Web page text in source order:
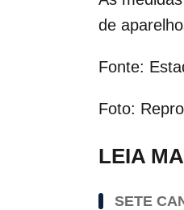
de
Fonte:
Foto:
LEIA
SETE